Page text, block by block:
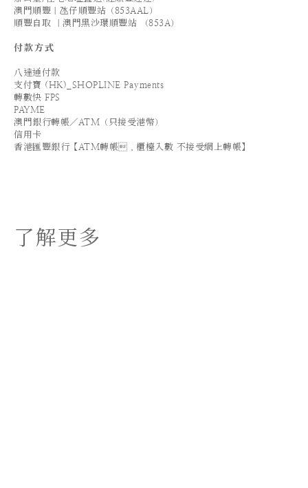
澳門順豐｜氹仔順豐站（853AAL）
順豐自取 ｜澳門黑沙環順豐站 （853A）
付款方式
八達通付款
支付寶 (HK)_SHOPLINE Payments
轉數快 FPS
PAYME
澳門銀行轉帳／ATM（只接受港幣）
信用卡
香港匯豐銀行【ATM轉帳．櫃檯入數 不接受網上轉帳】
了解更多